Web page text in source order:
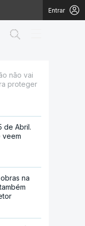
Entrar
não vai
proteger
de Abril.
veem
na